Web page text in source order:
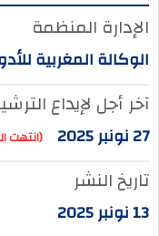
الإدارة المنظمة
الوكالة المغربية
آخر أجل لإيداع
27 نونبر 2025 (انتهت
تاريخ النشر
13 نونبر 2025